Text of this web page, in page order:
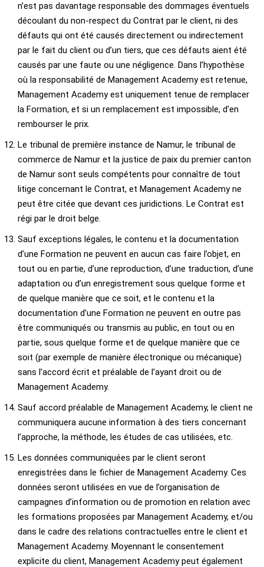
n’est pas davantage responsable des dommages éventuels
découlant du non-respect du Contrat par le client, ni des
défauts qui ont été causés directement ou indirectement
par le fait du client ou d’un tiers, que ces défauts aient été
causés par une faute ou une négligence. Dans l’hypothèse
où la responsabilité de Management Academy est retenue,
Management Academy est uniquement tenue de remplacer
la Formation, et si un remplacement est impossible, d’en
rembourser le prix.
Le tribunal de première instance de Namur, le tribunal de
commerce de Namur et la justice de paix du premier canton
de Namur sont seuls compétents pour connaître de tout
litige concernant le Contrat, et Management Academy ne
peut être citée que devant ces juridictions. Le Contrat est
régi par le droit belge.
Sauf exceptions légales, le contenu et la documentation
d’une Formation ne peuvent en aucun cas faire l’objet, en
tout ou en partie, d’une reproduction, d’une traduction, d’une
adaptation ou d’un enregistrement sous quelque forme et
de quelque manière que ce soit, et le contenu et la
documentation d’une Formation ne peuvent en outre pas
être communiqués ou transmis au public, en tout ou en
partie, sous quelque forme et de quelque manière que ce
soit (par exemple de manière électronique ou mécanique)
sans l’accord écrit et préalable de l’ayant droit ou de
Management Academy.
Sauf accord préalable de Management Academy, le client ne
communiquera aucune information à des tiers concernant
l’approche, la méthode, les études de cas utilisées, etc.
Les données communiquées par le client seront
enregistrées dans le fichier de Management Academy. Ces
données seront utilisées en vue de l’organisation de
campagnes d’information ou de promotion en relation avec
les formations proposées par Management Academy, et/ou
dans le cadre des relations contractuelles entre le client et
Management Academy. Moyennant le consentement
explicite du client, Management Academy peut également